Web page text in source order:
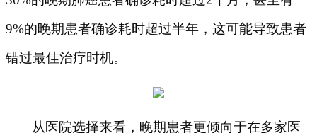
9%的晚期患者确诊耗时超过半年，这可能导致患者
错过最佳治疗时机。
从医院选择来看，晚期患者更倾向于在多家医